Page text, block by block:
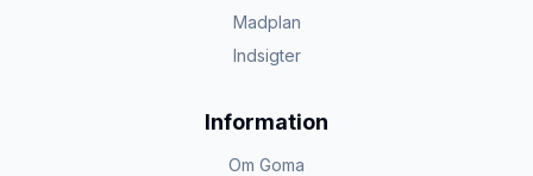
Madplan
Indsigter
Information
Om Goma